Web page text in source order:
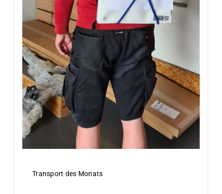
Transport des Monats